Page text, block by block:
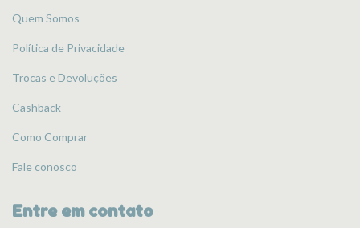
Quem Somos
Política de Privacidade
Trocas e Devoluções
Cashback
Como Comprar
Fale conosco
Entre em contato